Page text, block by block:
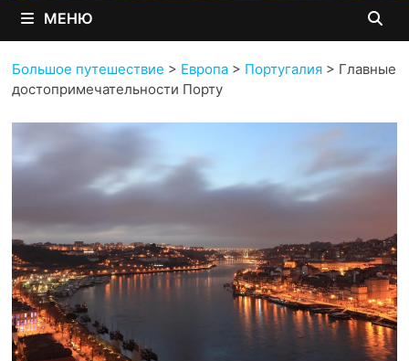
МЕНЮ
Большое путешествие > Европа> Португалия> Главные
достопримечательности Порту